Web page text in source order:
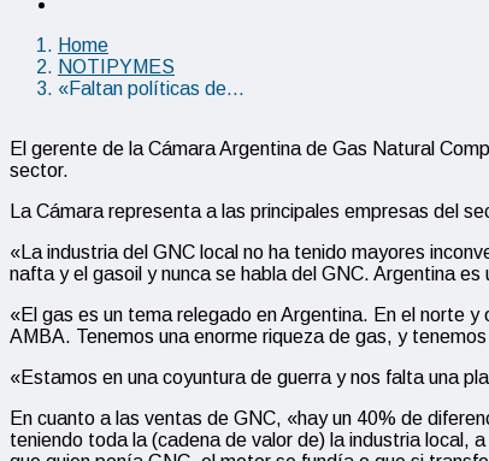
Home
NOTIPYMES
«Faltan políticas de…
El gerente de la Cámara Argentina de Gas Natural
sector.
La Cámara representa a las principales empresas del
«La industria del GNC local no ha tenido mayores
nafta y el gasoil y nunca se habla del GNC. Argentina
«El gas es un tema relegado en Argentina. En el norte
AMBA. Tenemos una enorme riqueza de gas, y
«Estamos en una coyuntura de guerra y nos falta una
En cuanto a las ventas de GNC, «hay un 40% de
teniendo toda la (cadena de valor de) la industria local,